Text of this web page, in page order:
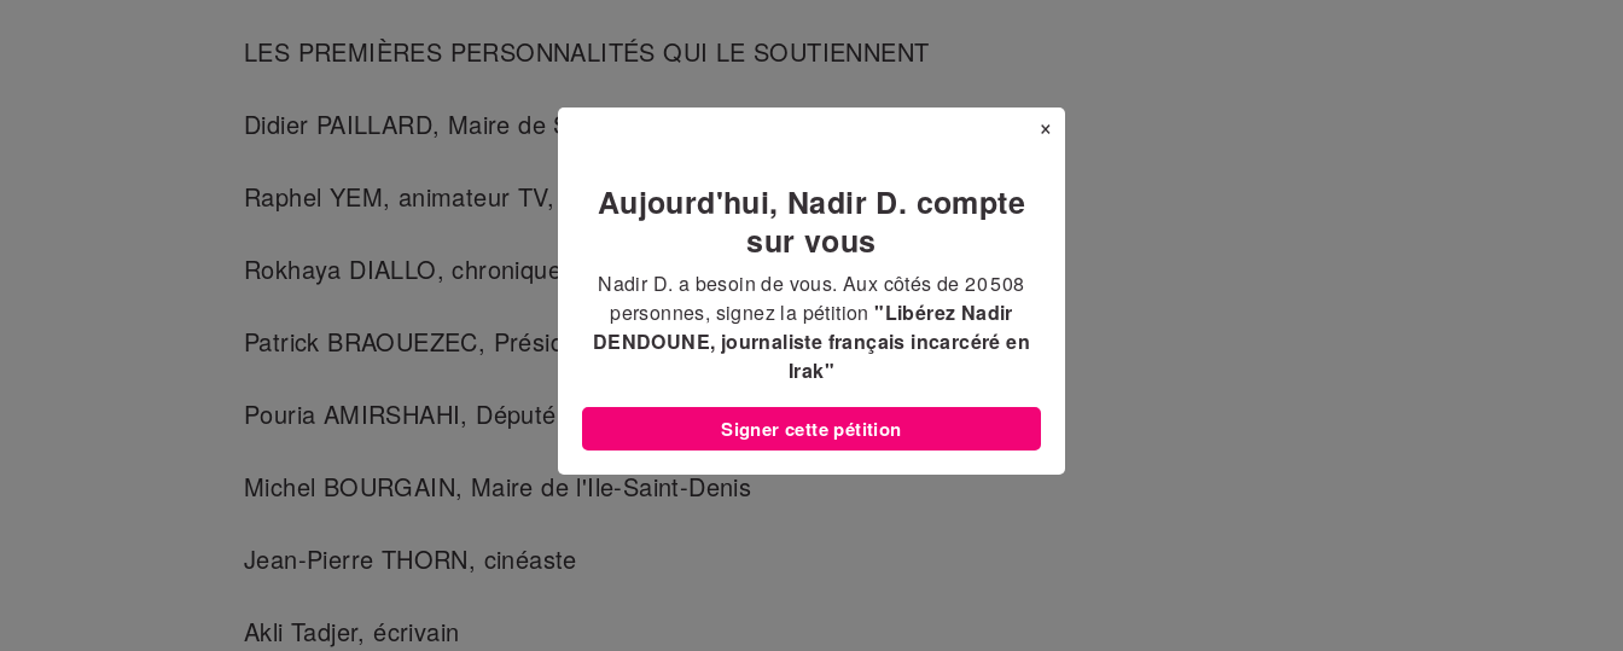
LES PREMIÈRES PERSONNALITÉS QUI LE SOUTIENNENT
Didier PAILLARD, Maire de Saint-Denis
Raphel YEM, animateur TV, journaliste citoyen
Rokhaya DIALLO, chroniqueuse, militante associative
Patrick BRAOUEZEC, Président de Plaine Commune
Pouria AMIRSHAHI, Député
Michel BOURGAIN, Maire de l'Ile-Saint-Denis
Jean-Pierre THORN, cinéaste
Akli Tadjer, écrivain
×
Aujourd'hui, Nadir D. compte
sur vous
Nadir D. a besoin de vous. Aux côtés de20 508
personnes, signez la pétition"Libérez Nadir
DENDOUNE, journaliste français incarcéré en
Irak"
Signer cette pétition